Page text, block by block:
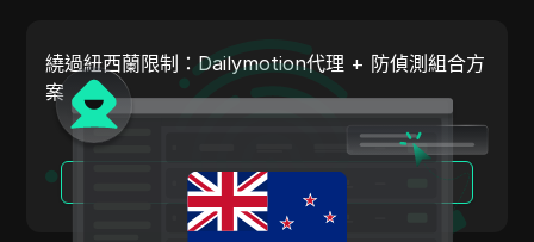
Apple Pay
ASOS
BestBuy
義大利
荷蘭
越南
葡萄牙
繞過紐西蘭限制：Dailymotion代理 + 防偵測組合方
案
閱讀更多